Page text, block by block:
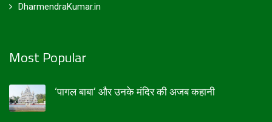
DharmendraKumar.in
Most Popular
‘पागल बाबा’ और उनके मंदिर की अजब कहानी